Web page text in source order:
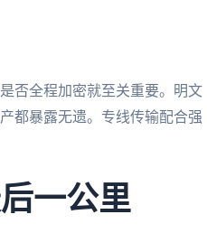
否全程加密就至关重要。明文
都暴露无遗。专线传输配合强
一公里